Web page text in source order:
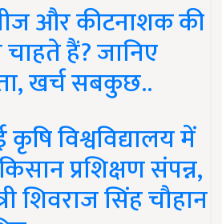
और कीटनाशक की
हैं? जानिए
खर्च सबकुछ..
कृषि विश्वविद्यालय में
प्रशिक्षण संपन्न,
शिवराज सिंह चौहान